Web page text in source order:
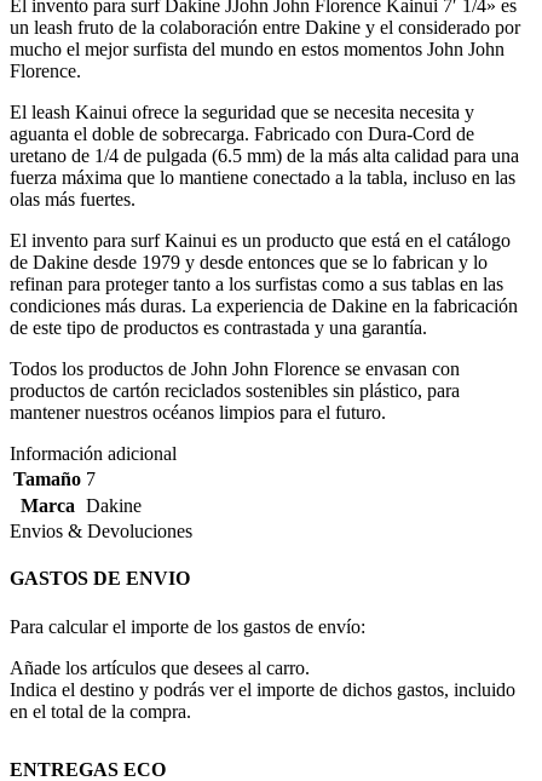
El invento para surf Dakine JJohn John Florence Kainui 7′ 1/4» es
un leash fruto de la colaboración entre Dakine y el considerado por
mucho el mejor surfista del mundo en estos momentos John John
Florence.
El leash Kainui ofrece la seguridad que se necesita necesita y
aguanta el doble de sobrecarga. Fabricado con Dura-Cord de
uretano de 1/4 de pulgada (6.5 mm) de la más alta calidad para una
fuerza máxima que lo mantiene conectado a la tabla, incluso en las
olas más fuertes.
El invento para surf Kainui es un producto que está en el catálogo
de Dakine desde 1979 y desde entonces que se lo fabrican y lo
refinan para proteger tanto a los surfistas como a sus tablas en las
condiciones más duras. La experiencia de Dakine en la fabricación
de este tipo de productos es contrastada y una garantía.
Todos los productos de John John Florence se envasan con
productos de cartón reciclados sostenibles sin plástico, para
mantener nuestros océanos limpios para el futuro.
Información adicional
Tamaño 7
Marca Dakine
Envios & Devoluciones
GASTOS DE ENVIO
Para calcular el importe de los gastos de envío:
Añade los artículos que desees al carro.
Indica el destino y podrás ver el importe de dichos gastos, incluido
en el total de la compra.
ENTREGAS ECO